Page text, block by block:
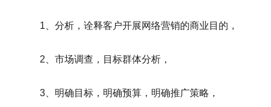
1、分析，诠释客户开展网络营销的商业目的，
2、市场调查，目标群体分析，
3、明确目标，明确预算，明确推广策略，